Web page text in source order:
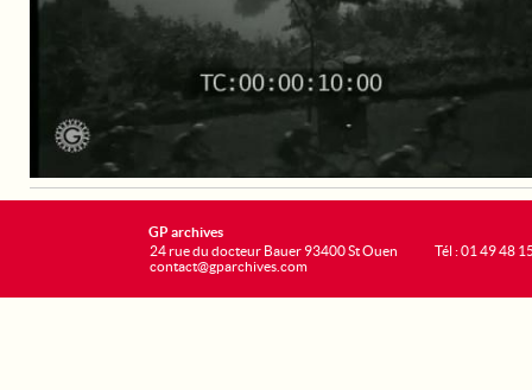
GP archives
24 rue du docteur Bauer 93400 St Ouen
contact@gparchives.com
Tél : 01 49 48